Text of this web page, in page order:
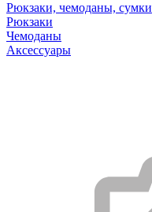
Рюкзаки, чемоданы, сумки
Рюкзаки
Чемоданы
Аксессуары